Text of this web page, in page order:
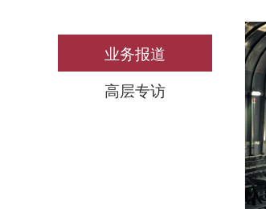
业务报道
高层专访